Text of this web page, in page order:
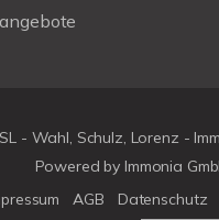
- Wahl, Schulz, Lorenz -
Powered by Immonia
AGB Datenschutz